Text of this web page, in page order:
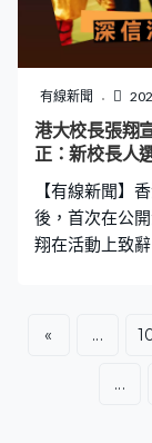
煞車系統性能
部分不及格，
受申請，首批
表示會積極準
持建設性合作
討機制，確保
多項服務保障
有線新聞
港大校長張翔
正：新校長人
【有線新聞】
後，首次在公
翔在活動上致
正在活動後表
又相信對方會
學）施啟正：
« ...
...